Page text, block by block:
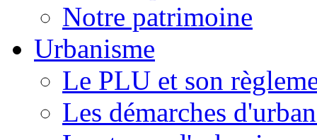
Notre patrimoine
Urbanisme
Le PLU et son
Les démarches